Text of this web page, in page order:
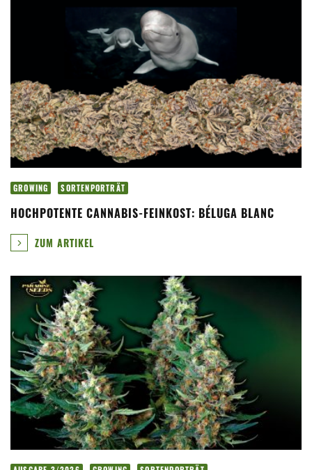
GROWING SORTENPORTRÄT
HOCHPOTENTE CANNABIS-FEINKOST: BÉLUGA BLANC
ZUM ARTIKEL